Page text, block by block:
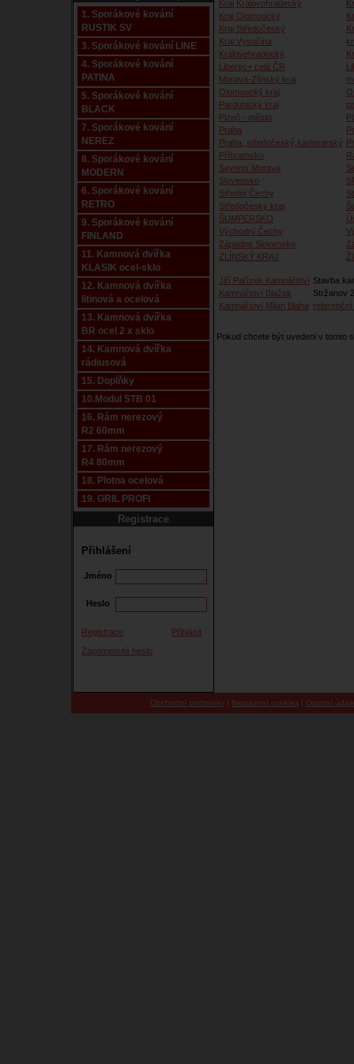
1. Sporákové kování
RUSTIK SV
3. Sporákové kování LINE
4. Sporákové kování
PATINA
5. Sporákové kování
BLACK
7. Sporákové kování
NEREZ
8. Sporákové kování
MODERN
6. Sporákové kování
RETRO
9. Sporákové kování
FINLAND
11. Kamnová dvířka
KLASIK ocel-sklo
12. Kamnová dvířka
litinová a ocelová
13. Kamnová dvířka
BR ocel 2 x sklo
14. Kamnová dvířka
rádiusová
15. Doplňky
10.Modul STB 01
16. Rám nerezový
R2 60mm
17. Rám nerezový
R4 80mm
18. Plotna ocelová
19. GRIL PROFI
Registrace
Přihlášení
Jméno
Heslo
Registrace
Přihlásit
Zapomenuté heslo
Kraj Královohradecký
Kraj Olomoucký
Kraj Středočeský
Kraj Vysočina
Královehradecký
Liberec+ celá ČR
Morava-Zlínský kraj
Olomoucký kraj
Pardubický kraj
Plzeň - město
Praha
Praha ,středočeský,karlovarský
Příbramsko
Severní Morava
Slovensko
Střední Čechy
Středočeský kraj
ŠUMPERSKO
Východní Čechy
Západne Slovensko
ZLÍNSKÝ KRAJ
Jiří Pařízek Kamnářství Stavba
Kamnářství Blažek
Stržanov
Kamnářství Milan Blaha
Pokud chcete být uvedeni v tomto
Obchodní podmínky| Nastavení cookies | Osobní